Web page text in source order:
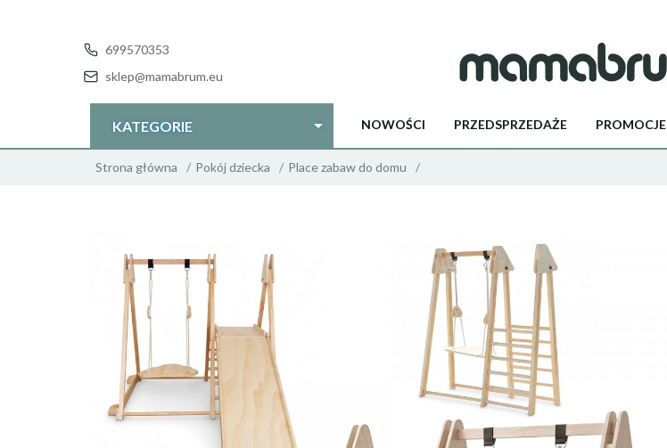
699570353
sklep@mamabrum.eu
KATEGORIE NOWOŚCI PRZEDSPRZEDAŻE PROMOCJE
Strona główna Pokój dziecka Place zabaw do domu